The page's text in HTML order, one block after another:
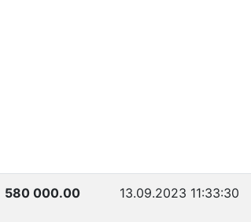
580 000.00 13.09.2023 11:33:30